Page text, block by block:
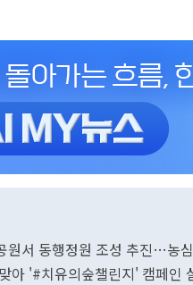
원서 동행정원 조성 추진…농
아 '#치유의숲챌린지' 캠페인